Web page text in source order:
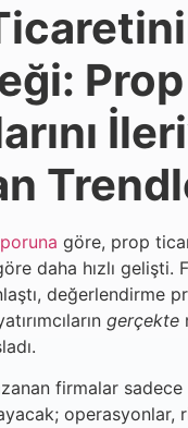
Prop
göre, prop
daha hızlı gelişti.
değerlendirme
gerçekte
firmalar
operasyonlar,